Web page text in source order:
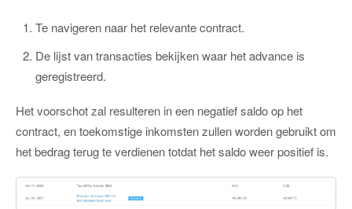
Te navigeren naar het relevante contract.
De lijst van transacties bekijken waar het advance is
geregistreerd.
Het voorschot zal resulteren in een negatief saldo op het
contract, en toekomstige inkomsten zullen worden gebruikt om
het bedrag terug te verdienen totdat het saldo weer positief is.